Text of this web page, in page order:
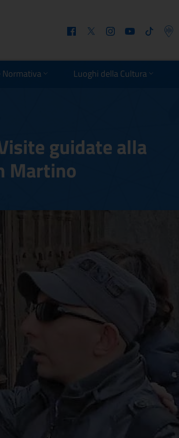
FacebookTwitter InstagramYoutube Tiktok Podcast
Normativa Luoghi della Cultura
guidate alla
Martino